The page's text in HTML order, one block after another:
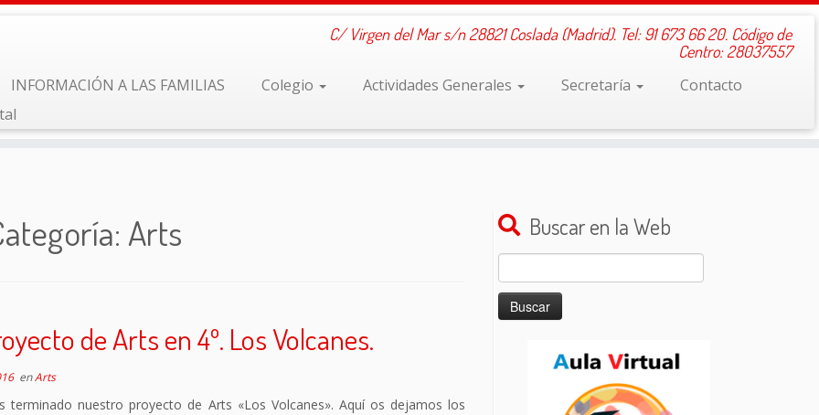
C/ Virgen del Mar s/n 28821 Coslada (Madrid). Tel: 91 673 66 20. Código de
Centro: 28037557
INFORMACIÓN A LAS FAMILIAS Colegio Actividades Generales Secretaría
Contacto
Arts
de Arts en 4º. Los Volcanes.
enArts
terminado nuestro proyecto de Arts «Los Volcanes». Aquí os dejamos los
Buscar en la Web
Buscar: